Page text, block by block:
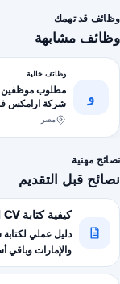
وظائف قد تهمك
وظائف مشابهة
و
وظائف خالية
مطلوب موظفين
شركة ارامكس
مصر
نصائح مهنية
نصائح قبل التقديم
كيفية كتابة CV احترافي للتقديم على وظائف الخليج
دليل عملي
والإمارات وباقي